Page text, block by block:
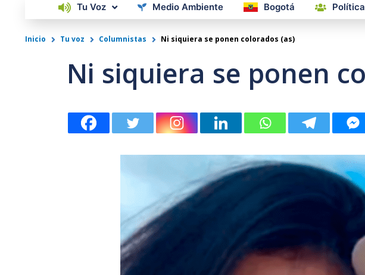
Tu Voz Medio Ambiente Bogotá Política
Inicio Tu voz Columnistas Ni siquiera se ponen colorados (as)
Ni siquiera se ponen